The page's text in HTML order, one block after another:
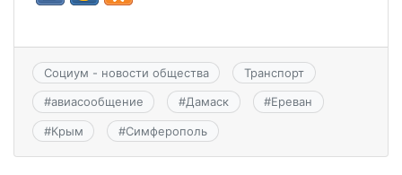
Социум - новости общества Транспорт
#авиасообщение #Дамаск #Ереван
#Крым #Симферополь